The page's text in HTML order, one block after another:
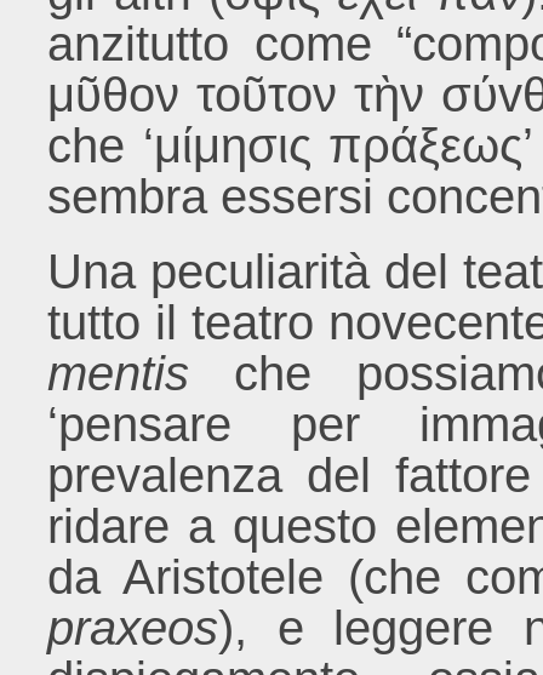
anzitutto come
μῦθον τοῦτον τὴν
che ‘μίμησις
sembra essersi
Una peculiarità del
tutto il teatro
mentis che
‘pensare per
prevalenza del
ridare a questo
da Aristotele (che
praxeos), e leggere